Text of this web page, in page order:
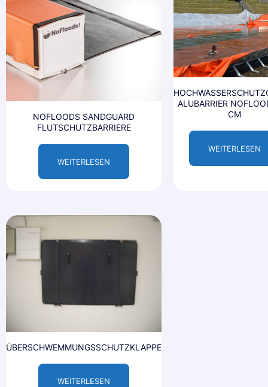
NOFLOODS SANDGUARD
FLUTSCHUTZBARRIERE
WEITERLESEN
ALUBARRIER
CM
WEITERLESEN
ÜBERSCHWEMMUNGSSCHUTZKLAPPE
WEITERLESEN